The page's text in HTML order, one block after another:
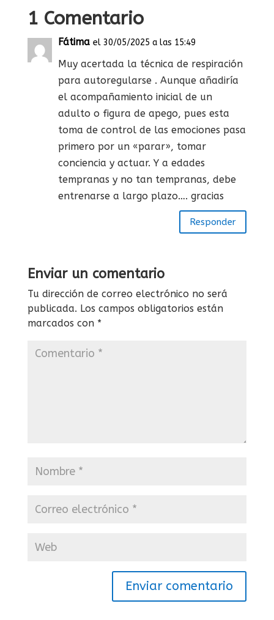
1 Comentario
Fátima el 30/05/2025 a las 15:49
Muy acertada la técnica de respiración
para autoregularse . Aunque añadiría
el acompañamiento inicial de un
adulto o figura de apego, pues esta
toma de control de las emociones pasa
primero por un «parar», tomar
conciencia y actuar. Y a edades
tempranas y no tan tempranas, debe
entrenarse a largo plazo…. gracias
Responder
Enviar un comentario
Tu dirección de correo electrónico no será
publicada. Los campos obligatorios están
marcados con *
Enviar comentario